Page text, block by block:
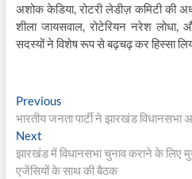
अशोक केडिया, रोटरी लेडीज़ कमिटी की
शीला जायसवाल, रोटेरियन नरेश लोधा,
सदस्यों ने विशेष रूप से बढ़चढ़ कर हिस्सा
Post
navigation
PreviousPrevious
post:
भारतीय जनता पार्टी ने झारखंड विधानसभा
NextNext
post:
झारखंड में विधानसभा चुनाव कराने के लिए
एजेंसियों के साथ की बैठक